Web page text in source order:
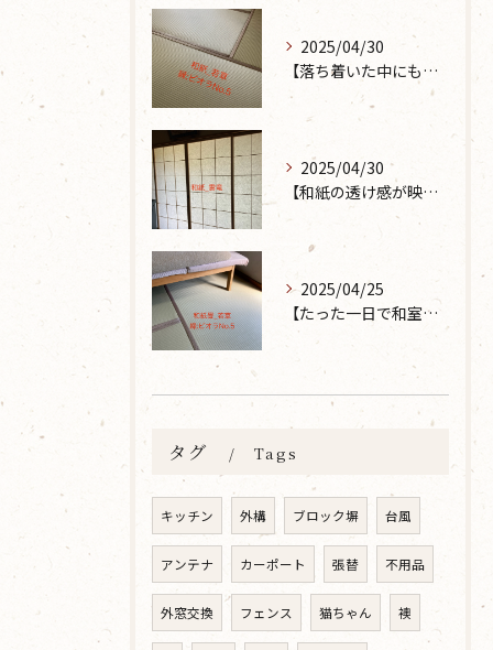
2025/04/30
【落ち着いた中にも華やかな雰囲気を】大分市で畳の表替えなら 張替本舗 金沢屋 坂ノ市店へ
2025/04/30
【和紙の透け感が映えるとても素敵な空間に】大分市で障子の張り替えなら 張替本舗 金沢屋 坂ノ市店へ
2025/04/25
【たった一日で和室が生まれ変わった話】畳の表替えなら 張替本舗 金沢屋 坂ノ市店へ
タグ Tags
キッチン 外構 ブロック塀 台風
アンテナ カーポート 張替 不用品
外窓交換 フェンス 猫ちゃん 襖